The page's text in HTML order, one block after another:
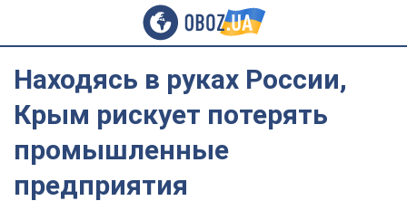
Находясь в руках России,
Крым рискует потерять
промышленные
предприятия